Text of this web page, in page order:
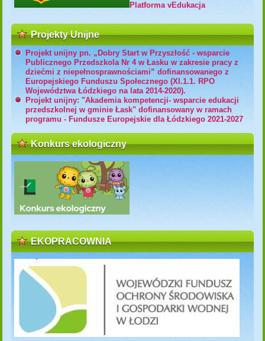
Platforma vEdukacja
Projekty Unijne
Projekt unijny pn. „Dobry Start w Przyszłość - wsparcie
Publicznego Przedszkola Nr 4 w Łasku w zakresie pracy z
dziećmi z niepełnosprawnościami” dofinansowanego z
Europejskiego Funduszu Społecznego (XI.1.1. RPO
Województwa Łódzkiego na lata 2014-2020).
Projekt unijny: "Akademia kompetencji- wsparcie edukacji
przedszkolnej w gminie Łask" dofinansowany w ramach
programu - Fundusze Europejskie dla Łódzkiego 2021-2027
Konkurs ekologiczny
EKOPRACOWNIA